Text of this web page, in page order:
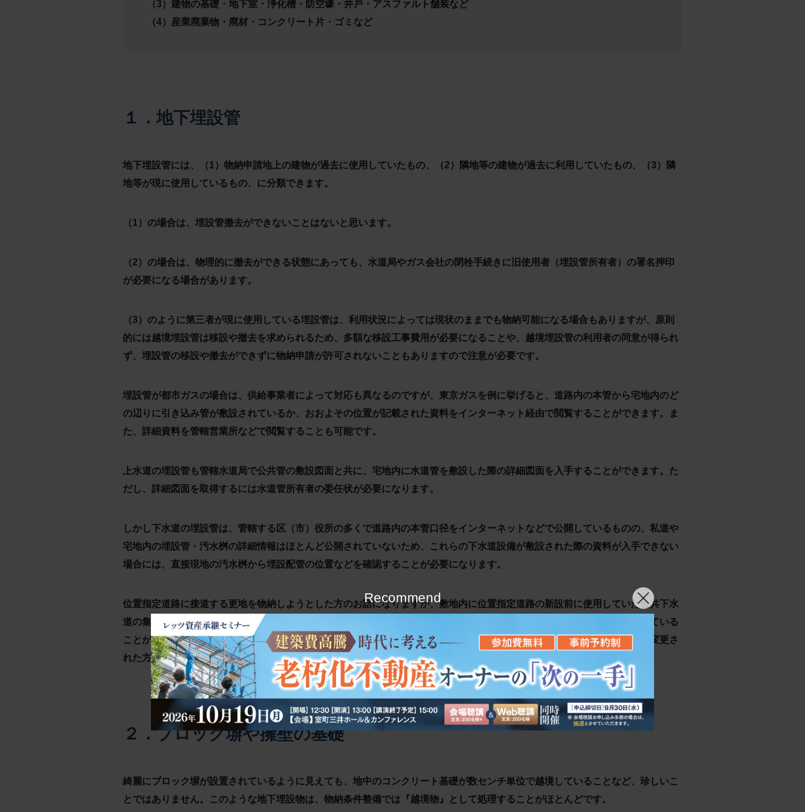
（3）建物の基礎・地下室・浄化槽・防空壕・井戸・アスファルト舗装など
（4）産業廃棄物・廃材・コンクリート片・ゴミなど
１．地下埋設管
地下埋設管には、（1）物納申請地上の建物が過去に使用していたもの、（2）隣地等の建物が過去に利用していたもの、（3）隣
地等が現に使用しているもの、に分類できます。
（1）の場合は、埋設管撤去ができないことはないと思います。
（2）の場合は、物理的に撤去ができる状態にあっても、水道局やガス会社の閉栓手続きに旧使用者（埋設管所有者）の署名押印
が必要になる場合があります。
（3）のように第三者が現に使用している埋設管は、利用状況によっては現状のままでも物納可能になる場合もありますが、原則
的には越境埋設管は移設や撤去を求められるため、多額な移設工事費用が必要になることや、越境埋設管の利用者の同意が得られ
ず、埋設管の移設や撤去ができずに物納申請が許可されないこともありますので注意が必要です。
埋設管が都市ガスの場合は、供給事業者によって対応も異なるのですが、東京ガスを例に挙げると、道路内の本管から宅地内のど
の辺りに引き込み管が敷設されているか、おおよその位置が記載された資料をインターネット経由で閲覧することができます。ま
た、詳細資料を管轄営業所などで閲覧することも可能です。
上水道の埋設管も管轄水道局で公共管の敷設図面と共に、宅地内に水道管を敷設した際の詳細図面を入手することができます。た
だし、詳細図面を取得するには水道管所有者の委任状が必要になります。
しかし下水道の埋設管は、管轄する区（市）役所の多くで道路内の本管口径をインターネットなどで公開しているものの、私道や
宅地内の埋設管・汚水桝の詳細情報はほとんど公開されていないため、これらの下水道設備が敷設された際の資料が入手できない
場合には、直接現地の汚水桝から埋設配管の位置などを確認することが必要になります。
位置指定道路に接道する更地を物納しようとした方のお話になりますが、敷地内に位置指定道路の新設前に使用していた公共下水
道の集中桝が設置されていて、調べてみると隣接地の多くの方々がその集中桝から宅内桝に接続して、その下水道を使用している
ことが明らかになり、完全舗装された位置指定道路内にその下水施設の全てを移設する費用負担の問題から、物納申請地を変更さ
れた方もいます。
２．ブロック塀や擁壁の基礎
綺麗にブロック塀が設置されているように見えても、地中のコンクリート基礎が数センチ単位で越境していることなど、珍しいこ
とではありません。このような地下埋設物は、物納条件整備では『越境物』として処理することがほとんどです。
Recommend